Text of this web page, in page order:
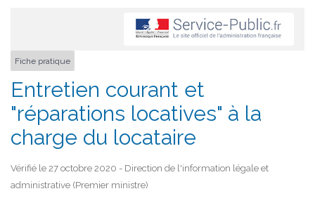
Fiche pratique
Entretien courant et
"réparations locatives" à la
charge du locataire
Vérifié le 27 octobre 2020 - Direction de l'information légale et
administrative (Premier ministre)